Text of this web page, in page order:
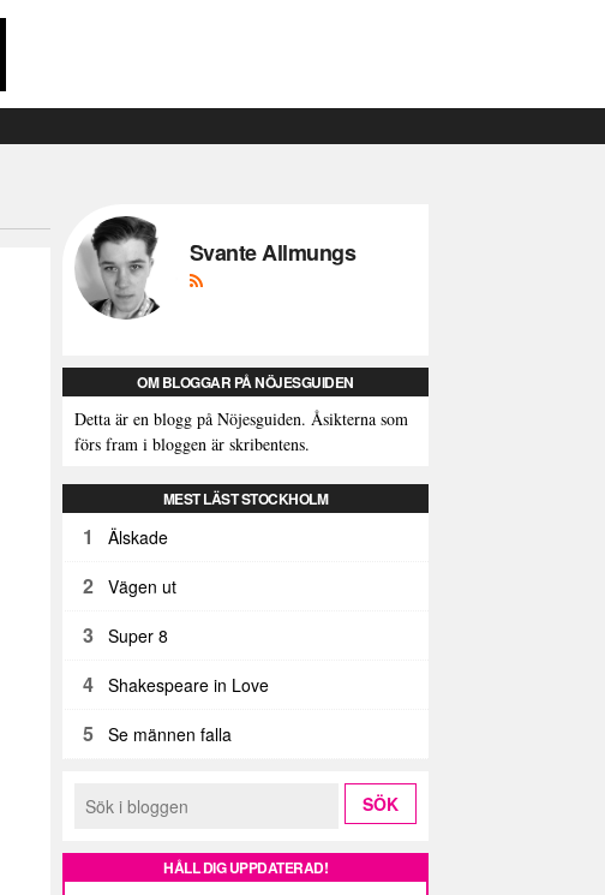
Svante Allmungs
OM BLOGGAR PÅ NÖJESGUIDEN
Detta är en blogg på Nöjesguiden. Åsikterna som
förs fram i bloggen är skribentens.
MEST LÄST STOCKHOLM
1 Älskade
2 Vägen ut
3 Super 8
4 Shakespeare in Love
5 Se männen falla
HÅLL DIG UPPDATERAD!